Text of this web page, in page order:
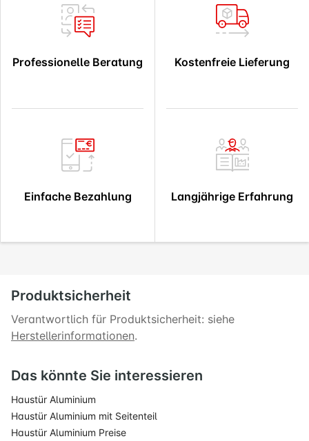
Professionelle Beratung Kostenfreie Lieferung
Einfache Bezahlung Langjährige Erfahrung
Produktsicherheit
Verantwortlich für Produktsicherheit: siehe
Herstellerinformationen.
Das könnte Sie interessieren
Haustür Aluminium
Haustür Aluminium mit Seitenteil
Haustür Aluminium Preise